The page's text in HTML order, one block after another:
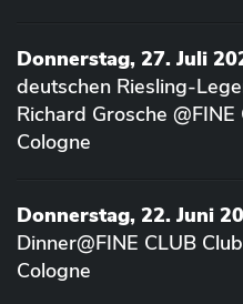
Donnerstag, 27. Juli
deutschen Riesling-
Richard Grosche
Cologne
Donnerstag, 22. Juni
Dinner@FINE CLUB
Cologne